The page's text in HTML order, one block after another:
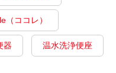
（ココレ）
器 温水洗浄便座